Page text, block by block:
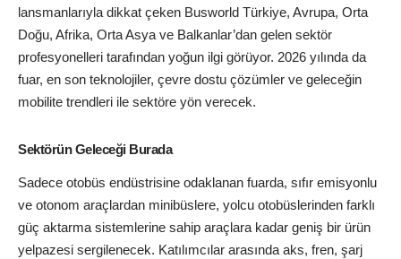
lansmanlarıyla dikkat çeken Busworld Türkiye, Avrupa, Orta
Doğu, Afrika, Orta Asya ve Balkanlar’dan gelen sektör
profesyonelleri tarafından yoğun ilgi görüyor. 2026 yılında da
fuar, en son teknolojiler, çevre dostu çözümler ve geleceğin
mobilite trendleri ile sektöre yön verecek.
Sektörün Geleceği Burada
Sadece otobüs endüstrisine odaklanan fuarda, sıfır emisyonlu
ve otonom araçlardan minibüslere, yolcu otobüslerinden farklı
güç aktarma sistemlerine sahip araçlara kadar geniş bir ürün
yelpazesi sergilenecek. Katılımcılar arasında aks, fren, şarj